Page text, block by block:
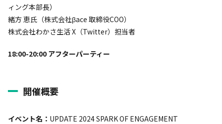
ィング本部長）
緒方 恵氏（株式会社βace 取締役COO）
株式会社わかさ生活 X（Twitter）担当者
18:00-20:00 アフターパーティー
開催概要
イベント名： UPDATE 2024 SPARK OF ENGAGEMENT